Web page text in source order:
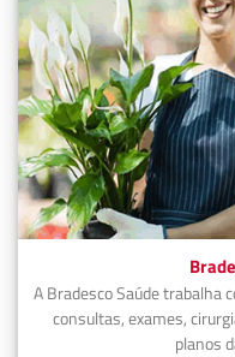
A Bradesco Saúde trabalha
consultas, exames,
planos